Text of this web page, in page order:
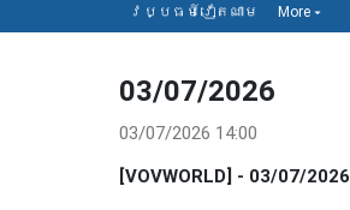
វប្បធម៍វៀតណាម More ▾
03/07/2026
03/07/2026 14:00
[VOVWORLD] - 03/07/2026